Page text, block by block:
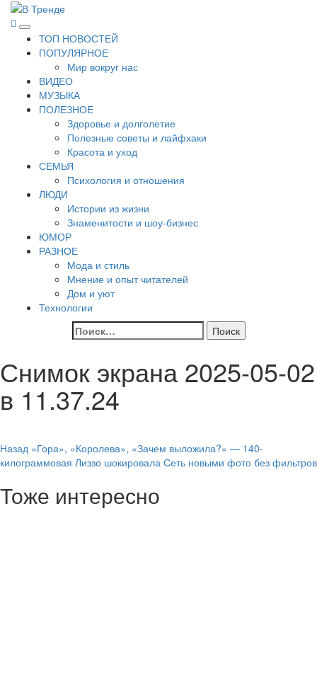
Перейти
содержимому
В Тренде
Самые свежие новости интернета
Основное
меню
ТОП НОВОСТЕЙ
ПОПУЛЯРНОЕ
Мир вокруг нас
ВИДЕО
МУЗЫКА
ПОЛЕЗНОЕ
Здоровье и долголетие
Полезные советы и лайфхаки
Красота и уход
СЕМЬЯ
Психология и отношения
ЛЮДИ
Истории из жизни
Знаменитости и шоу-бизнес
ЮМОР
РАЗНОЕ
Мода и стиль
Мнение и опыт читателей
Дом и уют
Технологии
Найти:
Снимок экрана 2025-05-02
в 11.37.24
Навигация
записи
Назад «Гора», «Королева», «Зачем выложила?» — 140-
килограммовая Лиззо шокировала Сеть новыми фото без фильтров
Тоже интересно